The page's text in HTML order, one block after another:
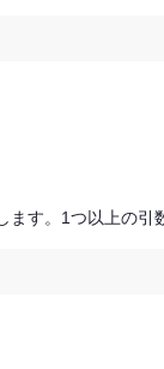
す。1つ以上の引